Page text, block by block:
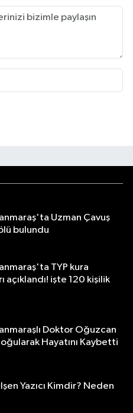
Uzman Çavuş
bulundu
TYP kura
açıklandı! işte 120 kişilik
Doktor Oğuzcan
Hayatını Kaybetti
Yazıcı Kimdir? Neden